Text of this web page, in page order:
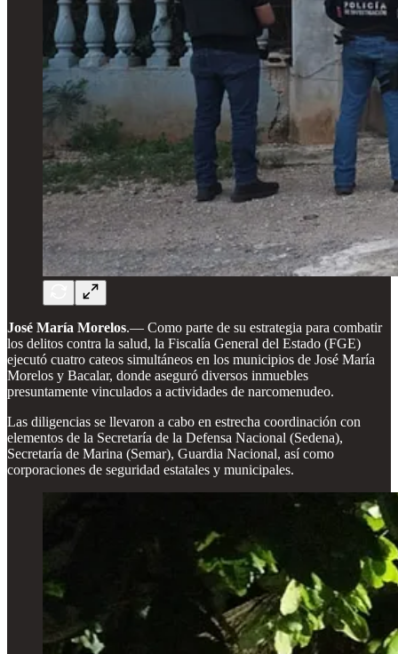
José María Morelos.— Como parte de su estrategia para combatir
los delitos contra la salud, la Fiscalía General del Estado (FGE)
ejecutó cuatro cateos simultáneos en los municipios de José María
Morelos y Bacalar, donde aseguró diversos inmuebles
presuntamente vinculados a actividades de narcomenudeo.
Las diligencias se llevaron a cabo en estrecha coordinación con
elementos de la Secretaría de la Defensa Nacional (Sedena),
Secretaría de Marina (Semar), Guardia Nacional, así como
corporaciones de seguridad estatales y municipales.